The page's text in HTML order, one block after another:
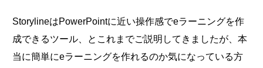
StorylineはPowerPointに近い操作感でeラーニングを作
成できるツール、とこれまでご説明してきましたが、本
当に簡単にeラーニングを作れるのか気になっている方